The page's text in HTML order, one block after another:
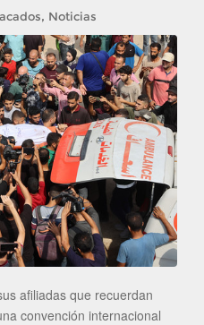
, Noticias
afiliadas que recuerdan
convención internacional